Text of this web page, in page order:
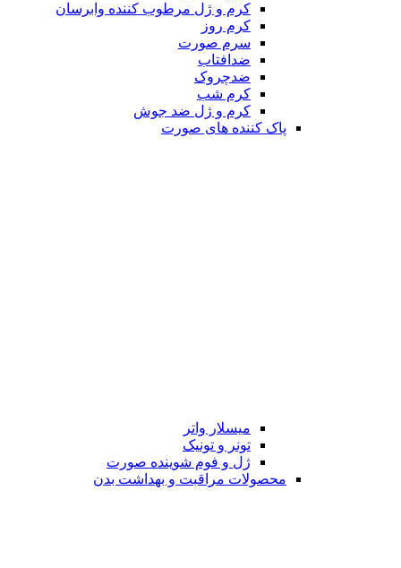
کرم و ژل مرطوب کننده وابرسان
کرم روز
سرم صورت
ضدافتاب
ضدچروک
کرم شب
کرم و ژل ضد جوش
پاک کننده های صورت
میسلار واتر
تونر و تونیک
ژل و فوم شوینده صورت
محصولات مراقبت و بهداشت بدن